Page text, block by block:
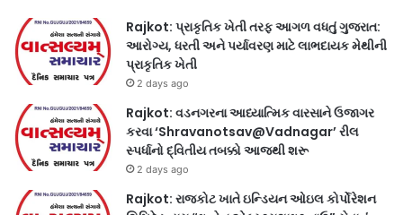
Rajkot: પ્રાકૃતિક ખેતી તરફ આગળ વધતું ગુજરાત:
આરોગ્ય, ધરતી અને પર્યાવરણ માટે લાભદાયક મેથીની
પ્રાકૃતિક ખેતી
2 days ago
Rajkot: વડનગરના આધ્યાત્મિક વારસાને ઉજાગર
કરવા ‘Shravanotsav@Vadnagar’ રીલ
સ્પર્ધાનો દ્વિતીય તબક્કો આજથી શરૂ
2 days ago
Rajkot: રાજકોટ ખાતે ઇન્ડિયન ઓઇલ કોર્પોરેશન